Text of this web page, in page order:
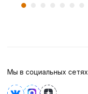
Мы в социальных сетях